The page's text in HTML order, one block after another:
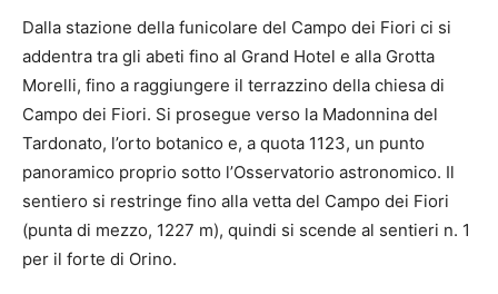
Dalla stazione della funicolare del Campo dei Fiori ci si
addentra tra gli abeti fino al Grand Hotel e alla Grotta
Morelli, fino a raggiungere il terrazzino della chiesa di
Campo dei Fiori. Si prosegue verso la Madonnina del
Tardonato, l’orto botanico e, a quota 1123, un punto
panoramico proprio sotto l’Osservatorio astronomico. Il
sentiero si restringe fino alla vetta del Campo dei Fiori
(punta di mezzo, 1227 m), quindi si scende al sentieri n. 1
per il forte di Orino.